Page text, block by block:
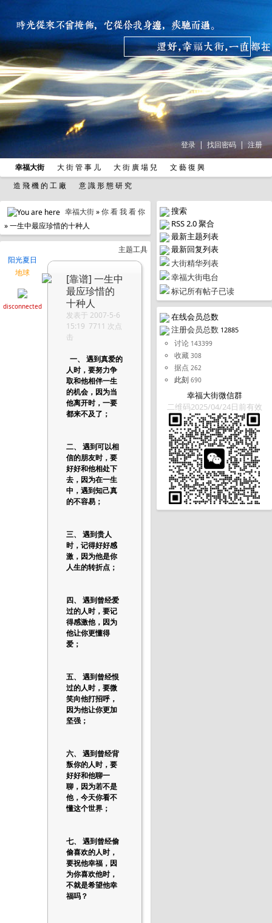
登录 | 找回密码 | 注册
幸福大街 大 街 管 事 儿 大 街 廣 場 兒
文 藝 復 興
造 飛 機 的 工 廠
意 識 形 態 研 究
搜索
RSS 2.0 聚合
最新主题列表
最新回复列表
大街精华列表
幸福大街电台
标记所有帖子已读
在线会员总数
注册会员总数 12885
讨论 143399
收藏 308
据点 262
此刻 690
幸福大街微信群
二维码2025/04/24日前有效
幸福大街»你 看 我 看 你
» 一生中最应珍惜的十种人
阳光夏日
地球
disconnected
主题工具
[靠谱] 一生中
最应珍惜的
十种人
发表于 2007-5-6
15:19 7711 次点
击
一、 遇到真爱的
人时，要努力争
取和他相伴一生
的机会，因为当
他离开时，一要
都来不及了；
二、 遇到可以相
信的朋友时，要
好好和他相处下
去，因为在一生
中，遇到知己真
的不容易；
三、 遇到贵人
时，记得好好感
激，因为他是你
人生的转折点；
四、 遇到曾经爱
过的人时，要记
得感激他，因为
他让你更懂得
爱；
五、 遇到曾经恨
过的人时，要微
笑向他打招呼，
因为他让你更加
坚强；
六、 遇到曾经背
叛你的人时，要
好好和他聊一
聊，因为若不是
他，今天你看不
懂这个世界；
七、 遇到曾经偷
偷喜欢的人时，
要祝他幸福，因
为你喜欢他时，
不就是希望他幸
福吗？